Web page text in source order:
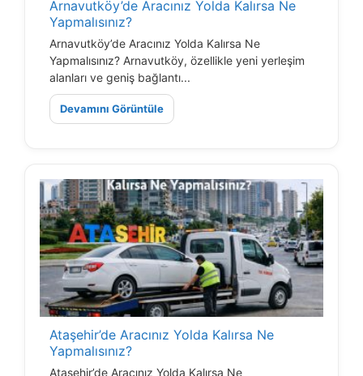
Arnavutköy’de Aracınız Yolda Kalırsa Ne
Yapmalısınız?
Arnavutköy’de Aracınız Yolda Kalırsa Ne
Yapmalısınız? Arnavutköy, özellikle yeni yerleşim
alanları ve geniş bağlantı...
Devamını Görüntüle
Ataşehir’de Aracınız Yolda Kalırsa Ne
Yapmalısınız?
Ataşehir’de Aracınız Yolda Kalırsa Ne